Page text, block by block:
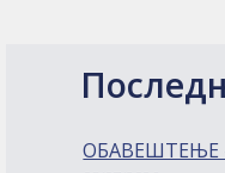
ОБАВЕШТЕЊЕ